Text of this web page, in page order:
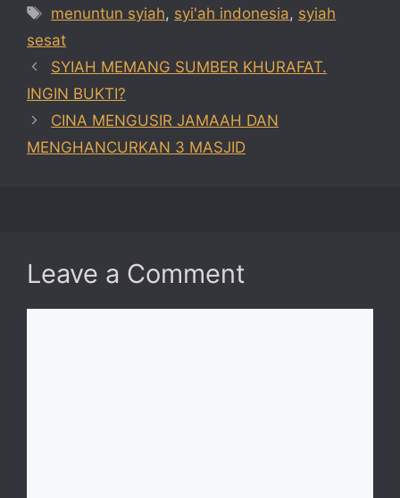
Tags
menuntun syiah, syi'ah indonesia, syiah
sesat
SYIAH MEMANG SUMBER KHURAFAT.
INGIN BUKTI?
CINA MENGUSIR JAMAAH DAN
MENGHANCURKAN 3 MASJID
Leave a Comment